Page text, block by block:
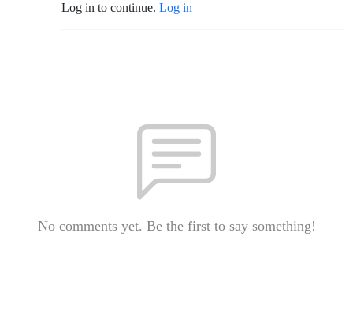
Log in to continue. Log in
No comments yet. Be the first to say something!